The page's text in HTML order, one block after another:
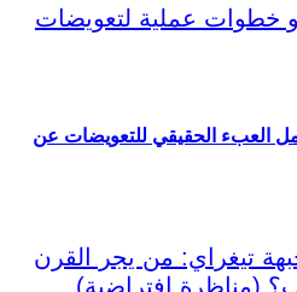
العبء الحقيقي للتعويضات عن